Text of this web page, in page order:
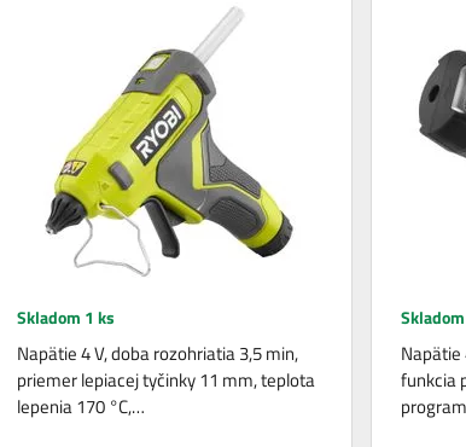
Skladom 1 ks
Napätie 4 V, doba rozohriatia 3,5 min,
priemer lepiacej tyčinky 11 mm, teplota
lepenia 170 °C,…
Napätie
funkcia